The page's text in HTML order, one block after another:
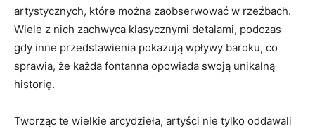
artystycznych, które można zaobserwować w rzeźbach.
Wiele z nich zachwyca klasycznymi detalami, podczas
gdy inne przedstawienia pokazują wpływy baroku, co
sprawia, że każda fontanna opowiada swoją unikalną
historię.
Tworząc te wielkie arcydzieła, artyści nie tylko oddawali